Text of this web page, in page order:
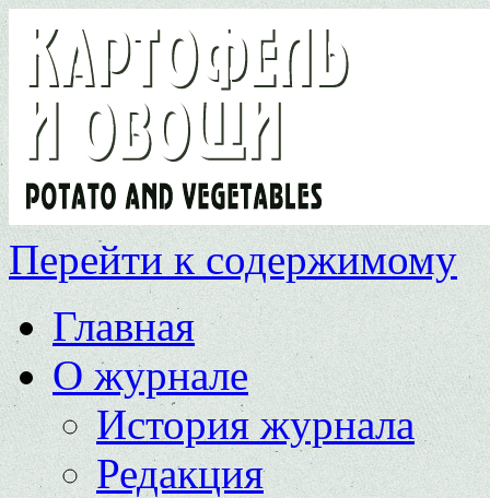
Перейти к содержимому
Главная
О журнале
История журнала
Редакция